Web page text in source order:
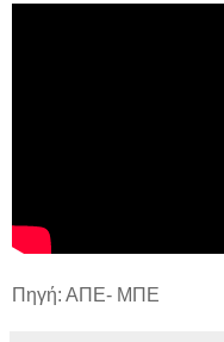
Πηγή: ΑΠΕ- ΜΠΕ